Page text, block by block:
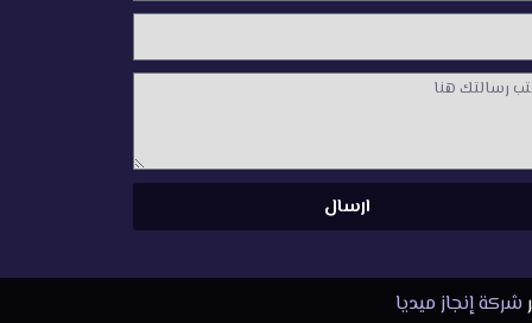
ارسال
شركة إنجاز ميديا